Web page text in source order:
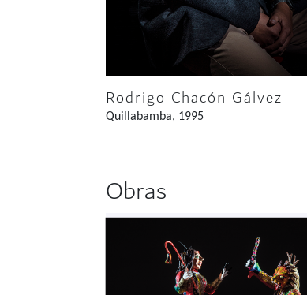
Rodrigo Chacón Gálvez
Quillabamba, 1995
Obras